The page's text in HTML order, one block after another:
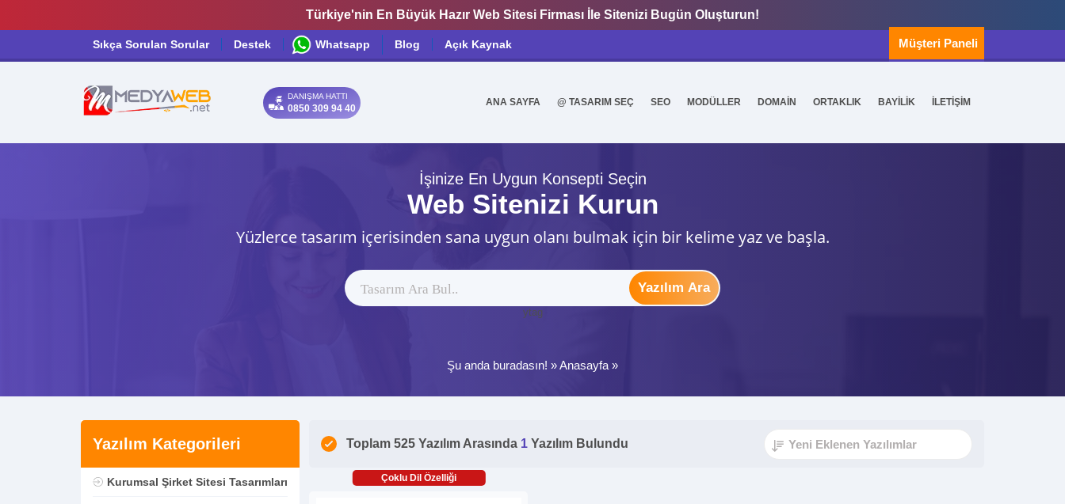
Türkiye'nin En Büyük Hazır Web Sitesi Firması İle Sitenizi Bugün Oluşturun!
Sıkça Sorulan Sorular Destek Whatsapp Blog Açık Kaynak Müşteri Paneli
DANIŞMA HATTI
0850 309 94 40
ANA SAYFA @ TASARIM SEÇ SEO MODÜLLER DOMAİN ORTAKLIK BAYİLİK İLETİŞİM
İşinize En Uygun Konsepti Seçin
Web Sitenizi Kurun
Yüzlerce tasarım içerisinden sana uygun olanı bulmak için bir kelime yaz ve başla.
Yazılım Ara
ytag
Şu anda buradasın! »Anasayfa »
Yazılım Kategorileri
Kurumsal Şirket Sitesi Tasarımları
Toplam 525 Yazılım Arasında 1 Yazılım Bulundu
Çoklu Dil Özelliği